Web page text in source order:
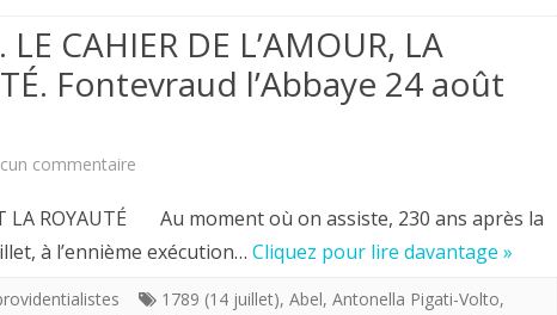
nous
offre
souvenir
de
la
CAHIER DE L’AMOUR, LA
Fontevraud l’Abbaye 24 août
commentaire
Pigati-
Volto.
ET LA ROYAUTÉ Au moment où on assiste, 230 ans après la
à l’ennième exécution… Cliquez pour lire davantage »
1789 (14 juillet), Abel, Antonella Pigati-Volto,